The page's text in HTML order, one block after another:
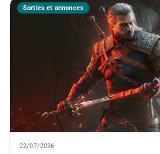
Sorties et annonces
22/07/2026